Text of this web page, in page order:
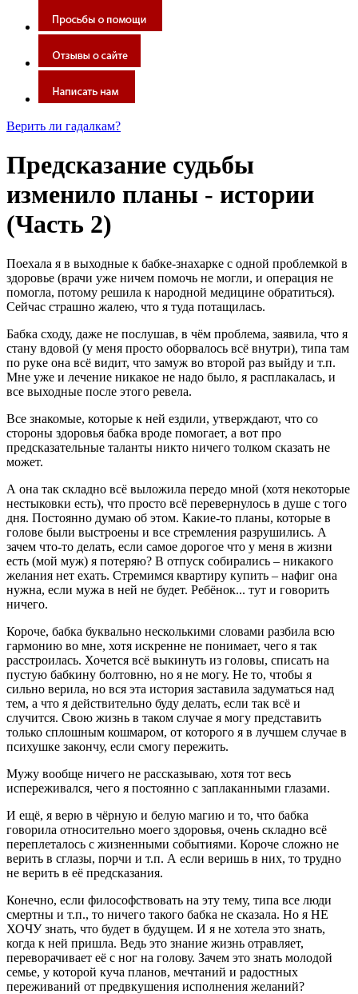
Верить ли гадалкам?
Предсказание судьбы
изменило планы - истории
(Часть 2)
Поехала я в выходные к бабке-знахарке с одной проблемкой в
здоровье (врачи уже ничем помочь не могли, и операция не
помогла, потому решила к народной медицине обратиться).
Сейчас страшно жалею, что я туда потащилась.
Бабка сходу, даже не послушав, в чём проблема, заявила, что я
стану вдовой (у меня просто оборвалось всё внутри), типа там
по руке она всё видит, что замуж во второй раз выйду и т.п.
Мне уже и лечение никакое не надо было, я расплакалась, и
все выходные после этого ревела.
Все знакомые, которые к ней ездили, утверждают, что со
стороны здоровья бабка вроде помогает, а вот про
предсказательные таланты никто ничего толком сказать не
может.
А она так складно всё выложила передо мной (хотя некоторые
нестыковки есть), что просто всё перевернулось в душе с того
дня. Постоянно думаю об этом. Какие-то планы, которые в
голове были выстроены и все стремления разрушились. А
зачем что-то делать, если самое дорогое что у меня в жизни
есть (мой муж) я потеряю? В отпуск собирались – никакого
желания нет ехать. Стремимся квартиру купить – нафиг она
нужна, если мужа в ней не будет. Ребёнок... тут и говорить
ничего.
Короче, бабка буквально несколькими словами разбила всю
гармонию во мне, хотя искренне не понимает, чего я так
расстроилась. Хочется всё выкинуть из головы, списать на
пустую бабкину болтовню, но я не могу. Не то, чтобы я
сильно верила, но вся эта история заставила задуматься над
тем, а что я действительно буду делать, если так всё и
случится. Свою жизнь в таком случае я могу представить
только сплошным кошмаром, от которого я в лучшем случае в
психушке закончу, если смогу пережить.
Мужу вообще ничего не рассказываю, хотя тот весь
испереживался, чего я постоянно с заплаканными глазами.
И ещё, я верю в чёрную и белую магию и то, что бабка
говорила относительно моего здоровья, очень складно всё
переплеталось с жизненными событиями. Короче сложно не
верить в сглазы, порчи и т.п. А если веришь в них, то трудно
не верить в её предсказания.
Конечно, если философствовать на эту тему, типа все люди
смертны и т.п., то ничего такого бабка не сказала. Но я НЕ
ХОЧУ знать, что будет в будущем. И я не хотела это знать,
когда к ней пришла. Ведь это знание жизнь отравляет,
переворачивает её с ног на голову. Зачем это знать молодой
семье, у которой куча планов, мечтаний и радостных
переживаний от предвкушения исполнения желаний?